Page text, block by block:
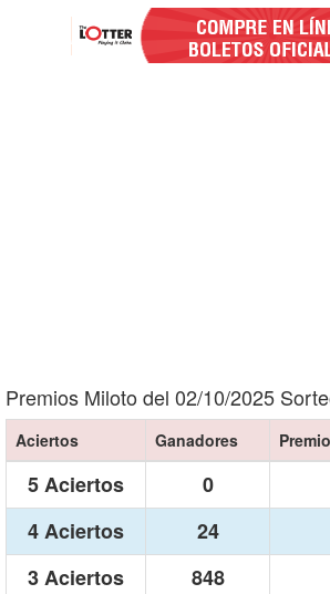
Premios Miloto del 02/10/2025
Aciertos Ganadores
5 Aciertos 0
4 Aciertos
24
3 Aciertos
848